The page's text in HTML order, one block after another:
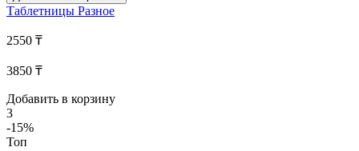
Таблетницы Разное
2550 ₸
3850 ₸
Добавить в корзину
3
-15%
Топ